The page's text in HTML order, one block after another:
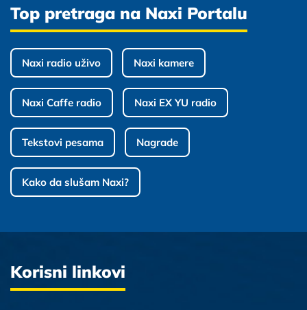
Top pretraga na Naxi Portalu
Naxi radio uživo Naxi kamere
Naxi Caffe radio Naxi EX YU radio
Tekstovi pesama Nagrade
Kako da slušam Naxi?
Korisni linkovi